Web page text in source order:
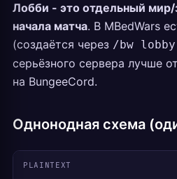
Лобби - это отдельный мир/
начала матча. В MBedWars
(создаётся через /bw
серьёзного сервера лучше
на BungeeCord.
Однонодная схема
PLAINTEXT